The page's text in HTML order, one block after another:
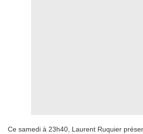
Ce samedi à 23h40, Laurent Ruquier